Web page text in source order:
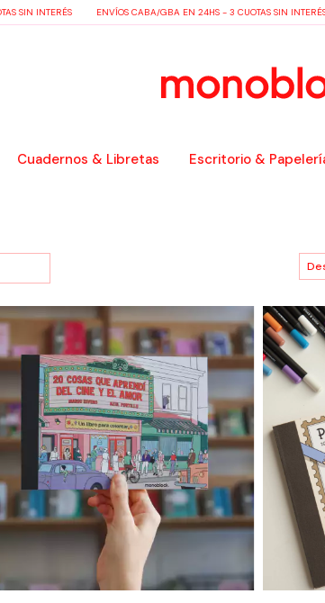
SIN INTERÉS ENVÍOS CABA/GBA EN 24HS - 3 CUOTAS SIN INTERÉS
Cuadernos & Libretas Escritorio &